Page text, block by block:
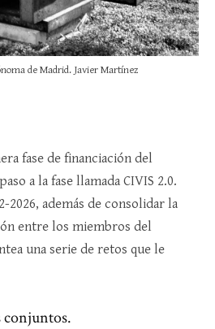
de Madrid. Javier Martínez
fase de financiación del
a la fase llamada CIVIS 2.0.
2026, además de consolidar la
entre los miembros del
una serie de retos que le
conjuntos.